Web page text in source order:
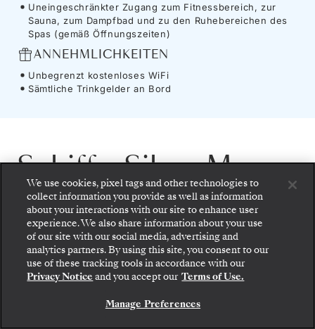
Uneingeschränkter Zugang zum Fitnessbereich, zur
Sauna, zum Dampfbad und zu den Ruhebereichen des
Spas (gemäß Öffnungszeiten)
ANNEHMLICHKEITEN
Unbegrenzt kostenloses WiFi
Sämtliche Trinkgelder an Bord
Schiff-Silver Moon
Die auf dem ausserordentlichen Erfolg der
Silver MuseaufbauendeSilver Moonist ein
Spiegelbild ihres Schwesterschiffes und
begründet eine neue Ära für Silversea. Mit
Passagiere setzt die
We use cookies, pixel tags and other technologies to
collect information you provide as well as information
about your interactions with our site to enhance user
experience. We also share information about your use
of our site with our social media, advertising and
analytics partners. By using this site, you consent to our
use of these tracking tools in accordance with our
Privacy Notice and you accept our Terms of Use.
Manage Preferences